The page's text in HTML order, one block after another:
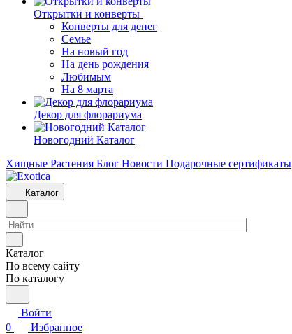
Открытки и конверты
Конверты для денег
Семье
На новый год
На день рождения
Любимым
На 8 марта
Декор для флорариума
Новогодний Каталог
Хищные Растения Блог Новости Подарочные сертификаты
Каталог
Каталог
По всему сайту
По каталогу
Войти
0
Избранное